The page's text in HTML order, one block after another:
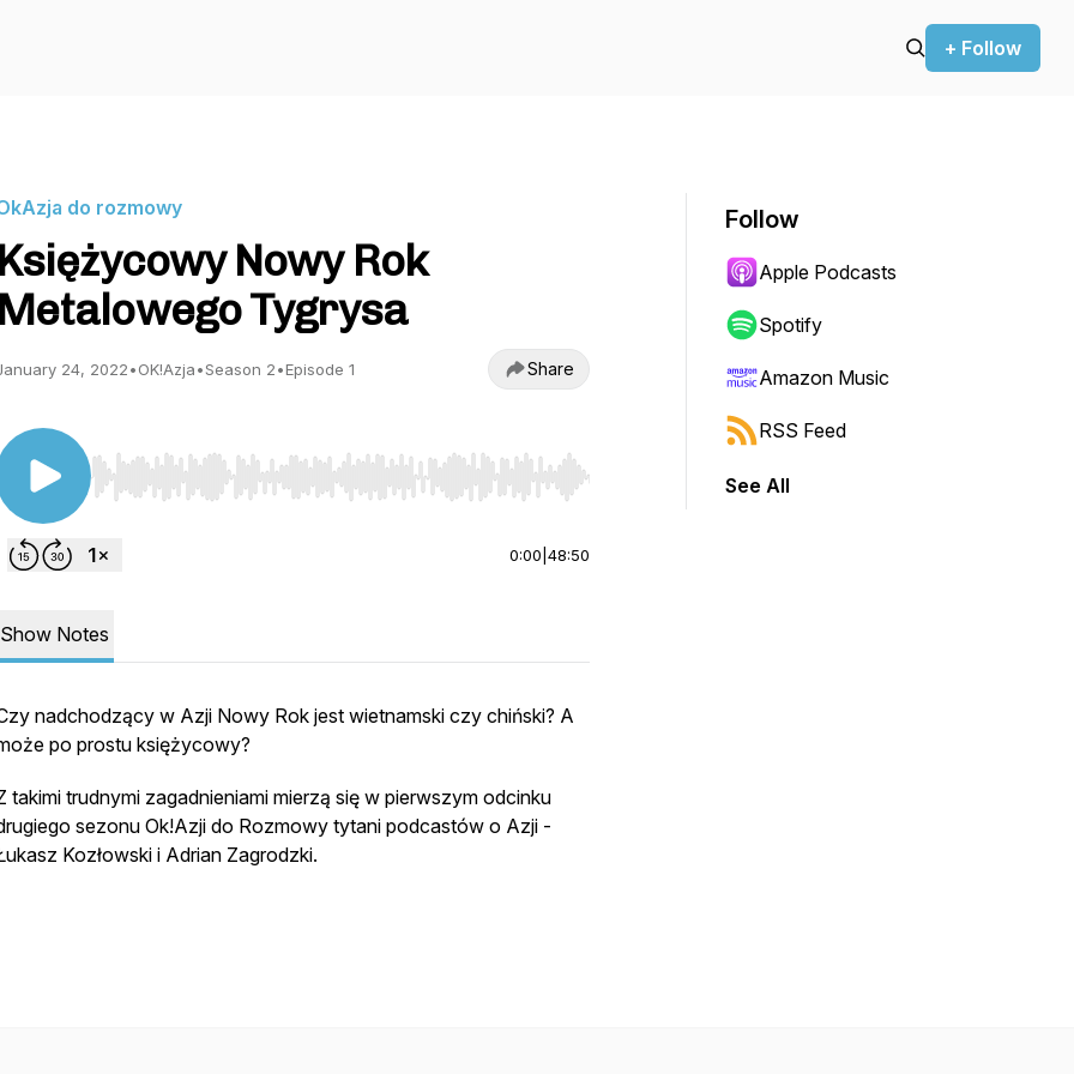
+ Follow
do rozmowy
Księżycowy Nowy Rok
Metalowego Tygrysa
24, 2022•OK!Azja•Season 2•Episode 1 Share
Use Left/Right to seek, Home/End to jump to start or end. Hold shift to jump forward or backward.
0:00 48:50
Show Notes
nadchodzący w Azji Nowy Rok jest wietnamski czy chiński? A
po prostu księżycowy?
takimi trudnymi zagadnieniami mierzą się w pierwszym odcinku
sezonu Ok!Azji do Rozmowy tytani podcastów o Azji -
Kozłowski i Adrian Zagrodzki.
Follow
Apple Podcasts
Spotify
Amazon Music
RSS Feed
See All